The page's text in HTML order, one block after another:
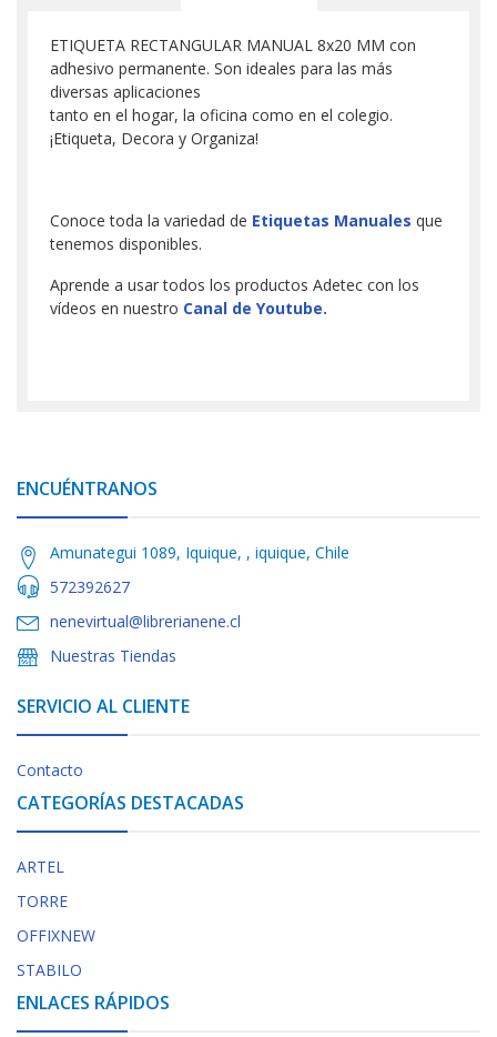
ETIQUETA RECTANGULAR MANUAL 8x20 MM con
adhesivo permanente. Son ideales para las más
diversas aplicaciones
tanto en el hogar, la oficina como en el colegio.
¡Etiqueta, Decora y Organiza!
Conoce toda la variedad de Etiquetas Manuales que
tenemos disponibles.
Aprende a usar todos los productos Adetec con los
vídeos en nuestro Canal de Youtube.
ENCUÉNTRANOS
Amunategui 1089, Iquique, , iquique, Chile
572392627
nenevirtual@librerianene.cl
Nuestras Tiendas
SERVICIO AL CLIENTE
Contacto
CATEGORÍAS DESTACADAS
ARTEL
TORRE
OFFIXNEW
STABILO
ENLACES RÁPIDOS